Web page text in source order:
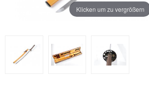
Klicken um zu vergrößern